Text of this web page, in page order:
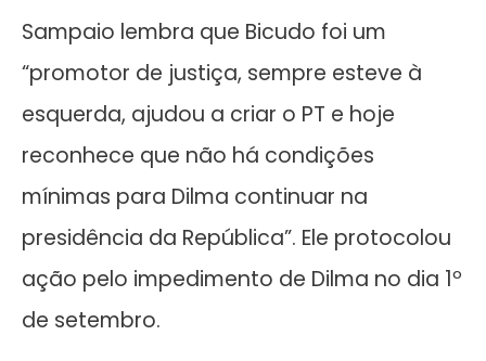
Sampaio lembra que Bicudo foi um
“promotor de justiça, sempre esteve à
esquerda, ajudou a criar o PT e hoje
reconhece que não há condições
mínimas para Dilma continuar na
presidência da República”. Ele protocolou
ação pelo impedimento de Dilma no dia 1º
de setembro.